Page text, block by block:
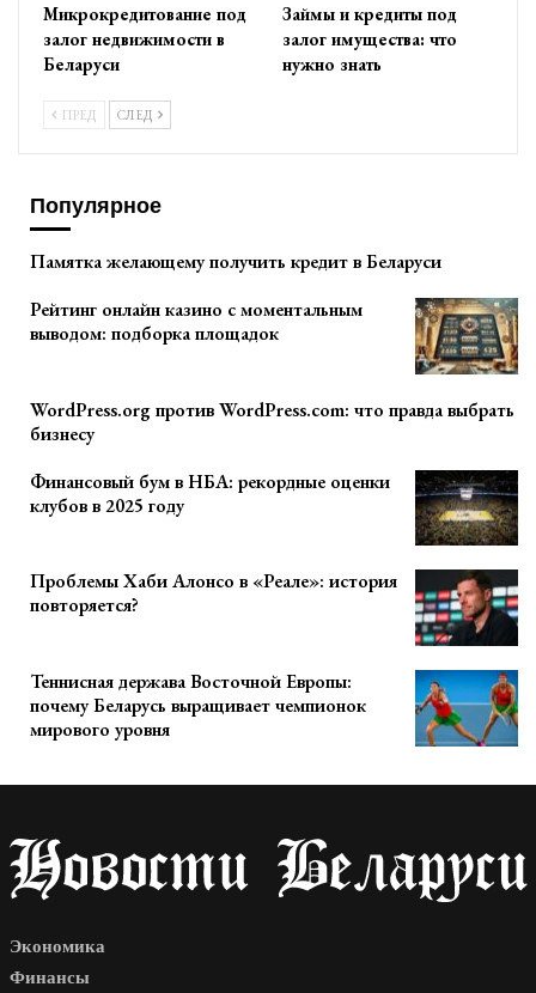
Микрокредитование под
залог недвижимости в
Беларуси
Займы и кредиты под
залог имущества: что
нужно знать
ПРЕД СЛЕД
Популярное
Памятка желающему получить кредит в Беларуси
Рейтинг онлайн казино с моментальным
выводом: подборка площадок
WordPress.org против WordPress.com: что правда выбрать
бизнесу
Финансовый бум в НБА: рекордные оценки
клубов в 2025 году
Проблемы Хаби Алонсо в «Реале»: история
повторяется?
Теннисная держава Восточной Европы:
почему Беларусь выращивает чемпионок
мирового уровня
Экономика
Финансы